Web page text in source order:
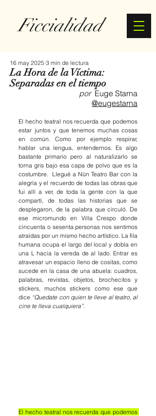
Ficcialidad
La Hora de la Víctima:
Separadas en el tiempo
16 may 2025 3 min de lectura
por
  Euge Starna
@eugestarna
El hecho teatral nos recuerda que podemos
estar juntos y que tenemos muchas cosas
en común. Como por ejemplo respirar,
hablar una lengua, entendernos. Es algo
bastante primario pero al naturalizarlo se
torna gris bajo esa capa de polvo que es la
costumbre.  Llegué a Nün Teatro Bar con la
alegría y el recuerdo de todas las obras que
fui allí a ver, de toda la gente con la que
compartí, de todas las historias que se
desplegaron, de la palabra que circuló. De
ese micromundo en Villa Crespo donde
cincuenta o sesenta personas nos sentimos
atraídas por un mismo hecho artístico. La fila
humana ocupa el largo del local y dobla en
una L hacia la vereda de al lado. Entrar es
atravesar un espacio lleno de cositas, como
sucede en la casa de una abuela: cuadros,
palabras, revistas, objetos, brochecitos y
stickers, muchos stickers como ese que
dice “Quedate con quien te lleve al teatro, al
cine te lleva cualquiera”.
El hecho teatral nos recuerda que podemos